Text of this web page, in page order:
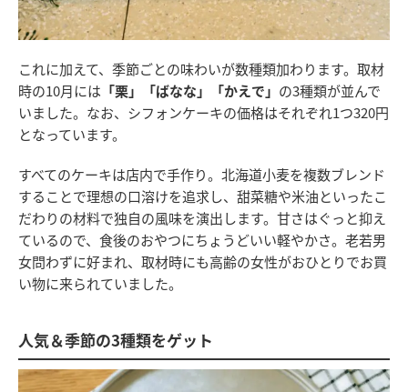
これに加えて、季節ごとの味わいが数種類加わります。取材
時の10月には 「栗」「ばなな」「かえで」 の3種類が並んで
いました。なお、シフォンケーキの価格はそれぞれ1つ320円
となっています。
すべてのケーキは店内で手作り。北海道小麦を複数ブレンド
することで理想の口溶けを追求し、甜菜糖や米油といったこ
だわりの材料で独自の風味を演出します。甘さはぐっと抑え
ているので、食後のおやつにちょうどいい軽やかさ。老若男
女問わずに好まれ、取材時にも高齢の女性がおひとりでお買
い物に来られていました。
人気＆季節の3種類をゲット